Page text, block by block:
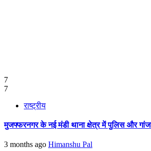
7
7
राष्ट्रीय
मुजफ्फरनगर के नई मंडी थाना क्षेत्र में पुलिस और
3 months ago Himanshu Pal